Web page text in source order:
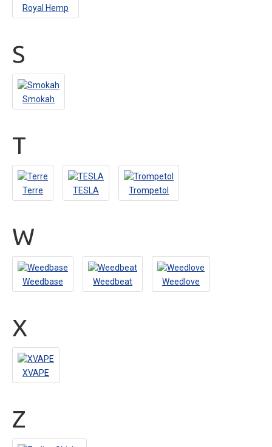
Royal Hemp
S
Smokah
T
Terre TESLA Trompetol
W
Weedbase Weedbeat Weedlove
X
XVAPE
Z